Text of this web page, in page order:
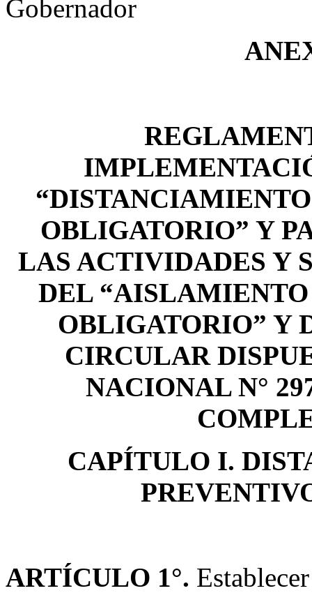
Gobernador
OBLIGATORIO” Y
LAS ACTIVIDADES Y
DEL
OBLIGATORIO” Y
CIRCULAR
NACIONAL N°
CAPÍTULO I.
ARTÍCULO 1°.